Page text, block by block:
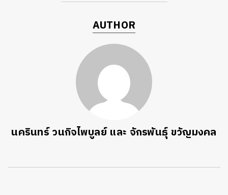
AUTHOR
นครินทร์ วนกิจไพบูลย์ และ จักรพันธุ์ ขวัญมงคล